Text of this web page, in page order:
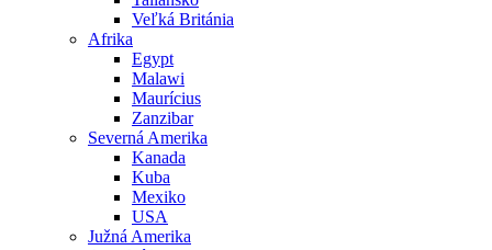
Veľká Británia
Afrika
Egypt
Malawi
Maurícius
Zanzibar
Severná Amerika
Kanada
Kuba
Mexiko
USA
Južná Amerika